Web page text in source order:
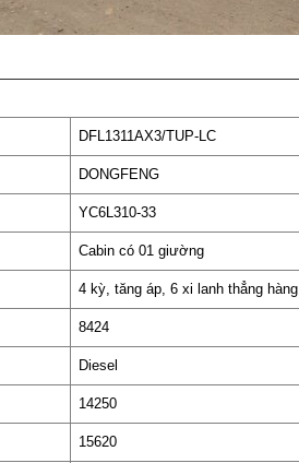
DFL1311AX3/TUP-LC
DONGFENG
YC6L310-33
Cabin có 01 giường
4 kỳ, tăng áp, 6 xi lanh thẳng
8424
Diesel
14250
15620